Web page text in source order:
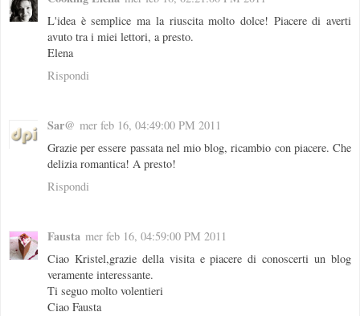
L'idea è semplice ma la riuscita molto dolce! Piacere di averti
avuto tra i miei lettori, a presto.
Elena
Rispondi
Sar@ mer feb 16, 04:49:00 PM 2011
Grazie per essere passata nel mio blog, ricambio con piacere. Che
delizia romantica! A presto!
Rispondi
Fausta mer feb 16, 04:59:00 PM 2011
Ciao Kristel,grazie della visita e piacere di conoscerti un blog
veramente interessante.
Ti seguo molto volentieri
Ciao Fausta